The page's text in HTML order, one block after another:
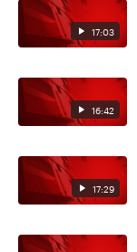
17:03
16:42
17:29